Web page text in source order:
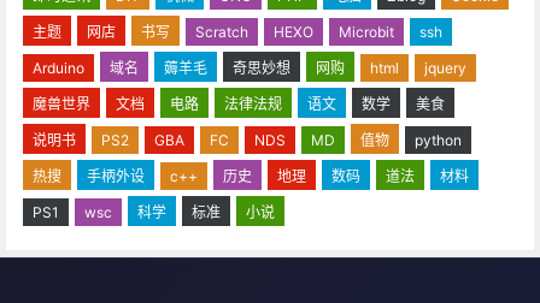
主题
网店 书写 Scratch HEXO Microbit
ssh
Arduino
域名 薅羊毛 奇思妙想 网购 html
jquery
魔兽世界
文档 电路 法律法规 语文 数学
美食
说明书
PS2 GBA FC NDS MD 值物
python
热搜
手柄外设 c++ 历史 地理 数码 道法
材料
PS1
wsc 科学 标准 小说